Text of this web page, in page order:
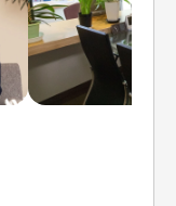
務をワンスト
/ 相続登記 /